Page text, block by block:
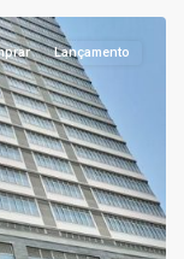
Lançamento